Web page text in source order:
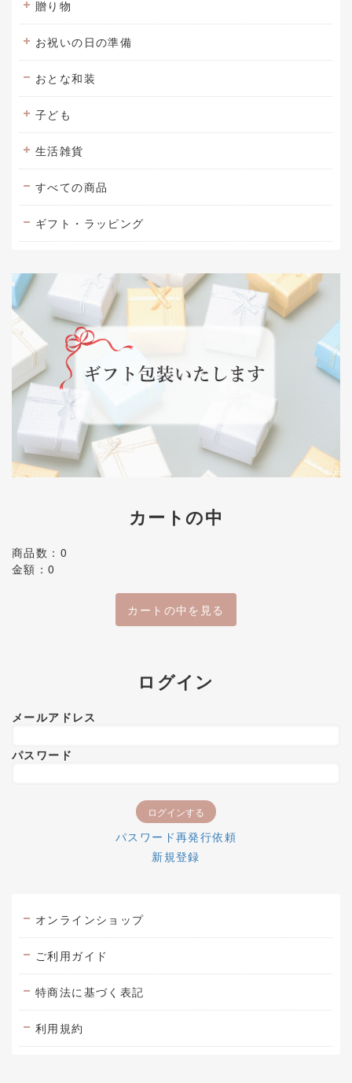
贈り物
お祝いの日の準備
おとな和装
子ども
生活雑貨
すべての商品
ギフト・ラッピング
カートの中
商品数：0
金額：0
カートの中を見る
ログイン
メールアドレス
パスワード
パスワード再発行依頼
新規登録
オンラインショップ
ご利用ガイド
特商法に基づく表記
利用規約